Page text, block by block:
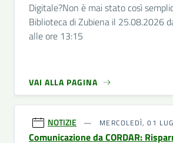
Digitale?Non è mai stato così
Biblioteca di Zubiena il 25.08.2026
alle ore 13:15
VAI ALLA PAGINA
NOTIZIE MERCOLEDÌ, 01
Comunicazione da CORDAR: